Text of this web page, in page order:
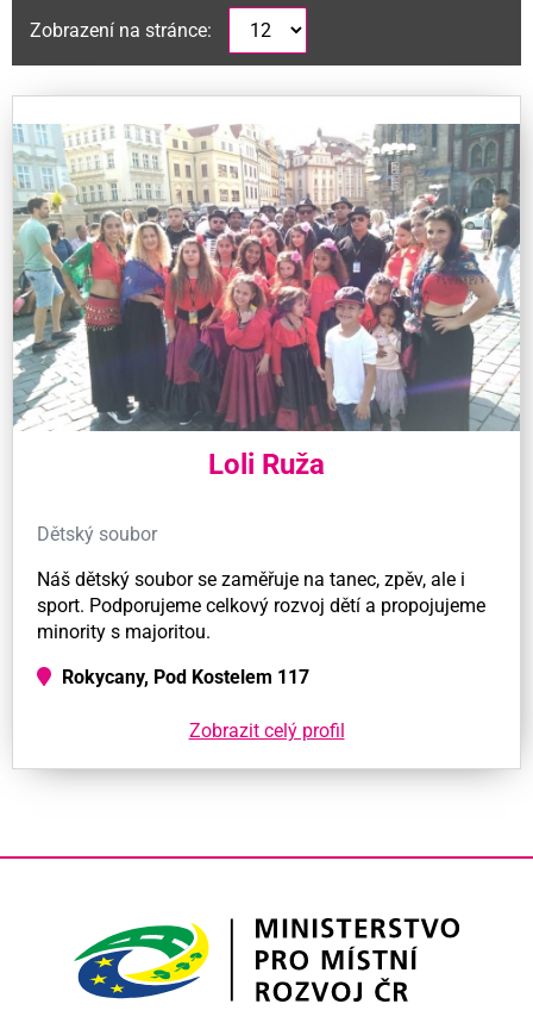
Zobrazení na stránce:
Loli Ruža
Dětský soubor
Náš dětský soubor se zaměřuje na tanec, zpěv, ale i
sport. Podporujeme celkový rozvoj dětí a propojujeme
minority s majoritou.
Rokycany, Pod Kostelem 117
Zobrazit celý profil